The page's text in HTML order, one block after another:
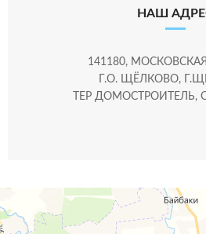
НАШ
141180,
Г.О. ЩЁЛКОВО,
ТЕР ДОМОСТРОИТЕЛЬ,